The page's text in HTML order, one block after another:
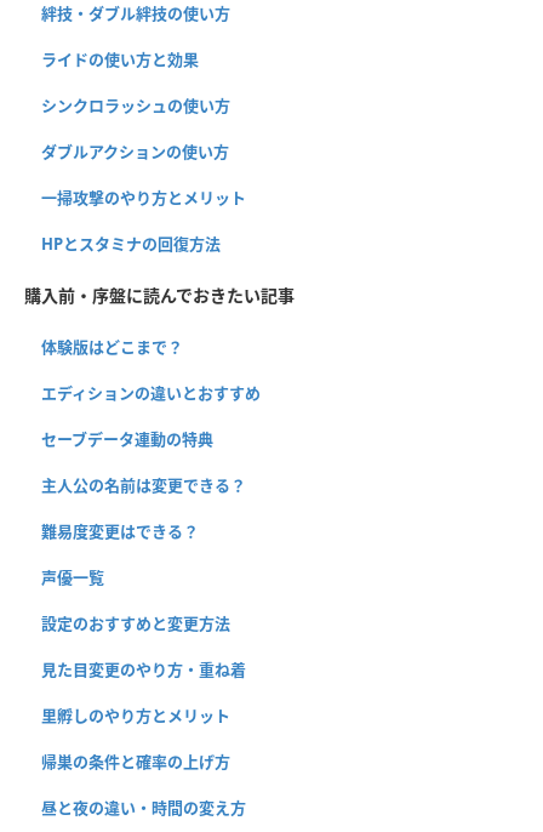
絆技・ダブル絆技の使い方
ライドの使い方と効果
シンクロラッシュの使い方
ダブルアクションの使い方
一掃攻撃のやり方とメリット
HPとスタミナの回復方法
購入前・序盤に読んでおきたい記事
体験版はどこまで？
エディションの違いとおすすめ
セーブデータ連動の特典
主人公の名前は変更できる？
難易度変更はできる？
声優一覧
設定のおすすめと変更方法
見た目変更のやり方・重ね着
里孵しのやり方とメリット
帰巣の条件と確率の上げ方
昼と夜の違い・時間の変え方